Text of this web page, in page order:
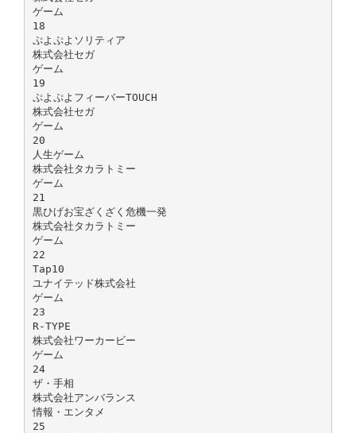
ゲーム
18
ぷよぷよソリティア
株式会社セガ
ゲーム
19
ぷよぷよフィーバーTOUCH
株式会社セガ
ゲーム
20
人生ゲーム
株式会社タカラトミー
ゲーム
21
黒ひげお宝ざくざく危機一発
株式会社タカラトミー
ゲーム
22
Tap10
ユナイテッド株式会社
ゲーム
23
R-TYPE
株式会社ワーカービー
ゲーム
24
ザ・手相
株式会社アンバランス
情報・エンタメ
25